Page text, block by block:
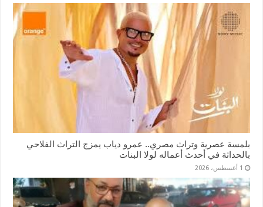
بلمسة عصرية وتراث مصري.. عمرو دياب يمزج التراث الفلاحي
بالحداثة في أحدث أعماله لولا البنات
1 أغسطس، 2026